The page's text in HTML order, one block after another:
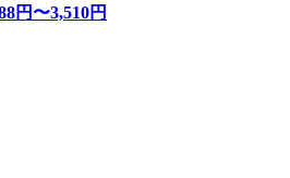
円〜3,510円